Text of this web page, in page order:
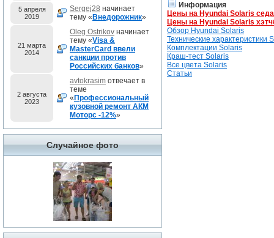
5 апреля
2019
Sergej28 начинает
тему « Внедорожник»
21 марта
2014
Oleg Ostrikov начинает
тему «Visa &
MasterCard ввели
санкции против
Российских банков»
2 августа
2023
avtokrasim отвечает в
теме
« Профессиональный
кузовной ремонт АКМ
Моторс -12%»
Случайное фото
Информация
Цены на Hyundai Solaris
Цены на Hyundai Solaris
Обзор Hyundai Solaris
Технические характеристики
Комплектации Solaris
Краш-тест Solaris
Все цвета Solaris
Статьи